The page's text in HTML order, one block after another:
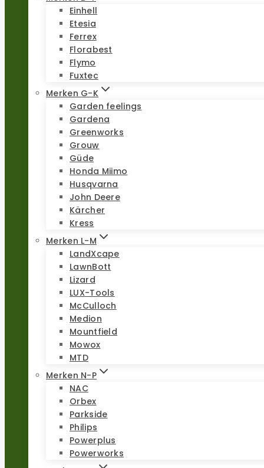
Einhell
Etesia
Ferrex
Florabest
Flymo
Fuxtec
Merken G-K
Garden feelings
Gardena
Greenworks
Grouw
Güde
Honda Miimo
Husqvarna
John Deere
Kärcher
Kress
Merken L-M
LandXcape
LawnBott
Lizard
LUX-Tools
McCulloch
Medion
Mountfield
Mowox
MTD
Merken N-P
NAC
Orbex
Parkside
Philips
Powerplus
Powerworks